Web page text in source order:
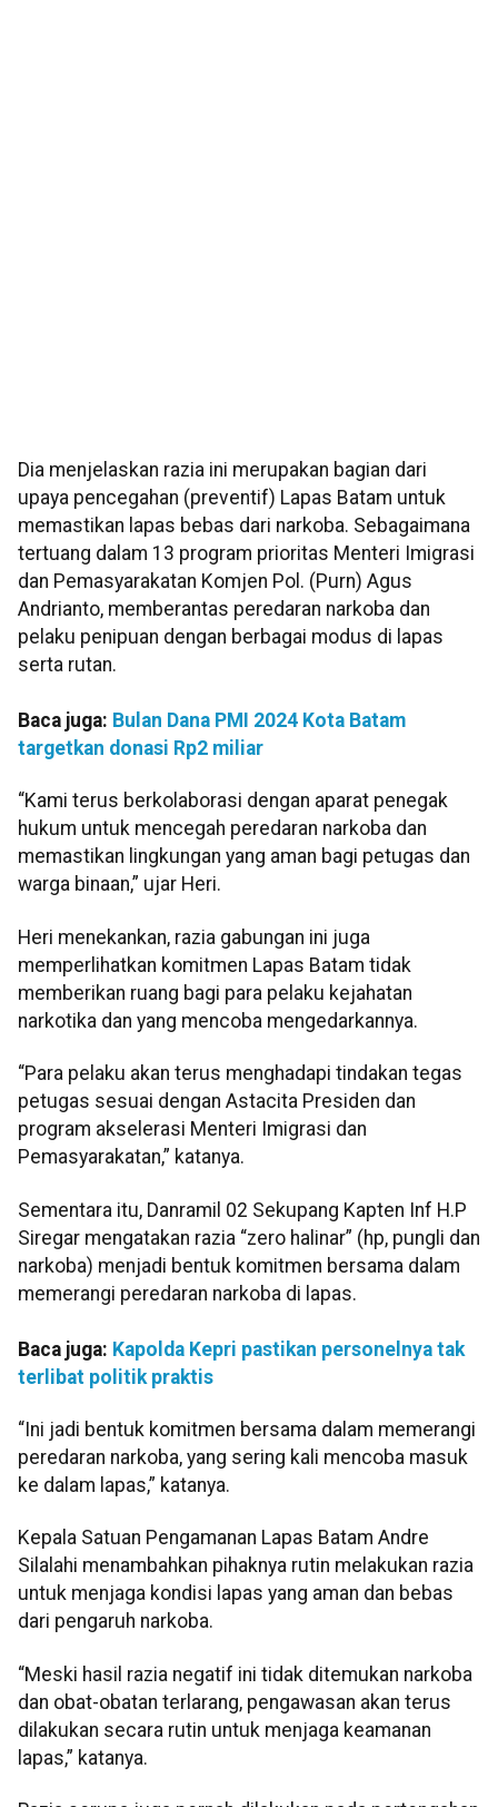
Dia menjelaskan razia ini merupakan bagian dari
upaya pencegahan (preventif) Lapas Batam untuk
memastikan lapas bebas dari narkoba. Sebagaimana
tertuang dalam 13 program prioritas Menteri Imigrasi
dan Pemasyarakatan Komjen Pol. (Purn) Agus
Andrianto, memberantas peredaran narkoba dan
pelaku penipuan dengan berbagai modus di lapas
serta rutan.
Baca juga: Bulan Dana PMI 2024 Kota Batam
targetkan donasi Rp2 miliar
“Kami terus berkolaborasi dengan aparat penegak
hukum untuk mencegah peredaran narkoba dan
memastikan lingkungan yang aman bagi petugas dan
warga binaan,” ujar Heri.
Heri menekankan, razia gabungan ini juga
memperlihatkan komitmen Lapas Batam tidak
memberikan ruang bagi para pelaku kejahatan
narkotika dan yang mencoba mengedarkannya.
“Para pelaku akan terus menghadapi tindakan tegas
petugas sesuai dengan Astacita Presiden dan
program akselerasi Menteri Imigrasi dan
Pemasyarakatan,” katanya.
Sementara itu, Danramil 02 Sekupang Kapten Inf H.P
Siregar mengatakan razia “zero halinar” (hp, pungli dan
narkoba) menjadi bentuk komitmen bersama dalam
memerangi peredaran narkoba di lapas.
Baca juga: Kapolda Kepri pastikan personelnya tak
terlibat politik praktis
“Ini jadi bentuk komitmen bersama dalam memerangi
peredaran narkoba, yang sering kali mencoba masuk
ke dalam lapas,” katanya.
Kepala Satuan Pengamanan Lapas Batam Andre
Silalahi menambahkan pihaknya rutin melakukan razia
untuk menjaga kondisi lapas yang aman dan bebas
dari pengaruh narkoba.
“Meski hasil razia negatif ini tidak ditemukan narkoba
dan obat-obatan terlarang, pengawasan akan terus
dilakukan secara rutin untuk menjaga keamanan
lapas,” katanya.